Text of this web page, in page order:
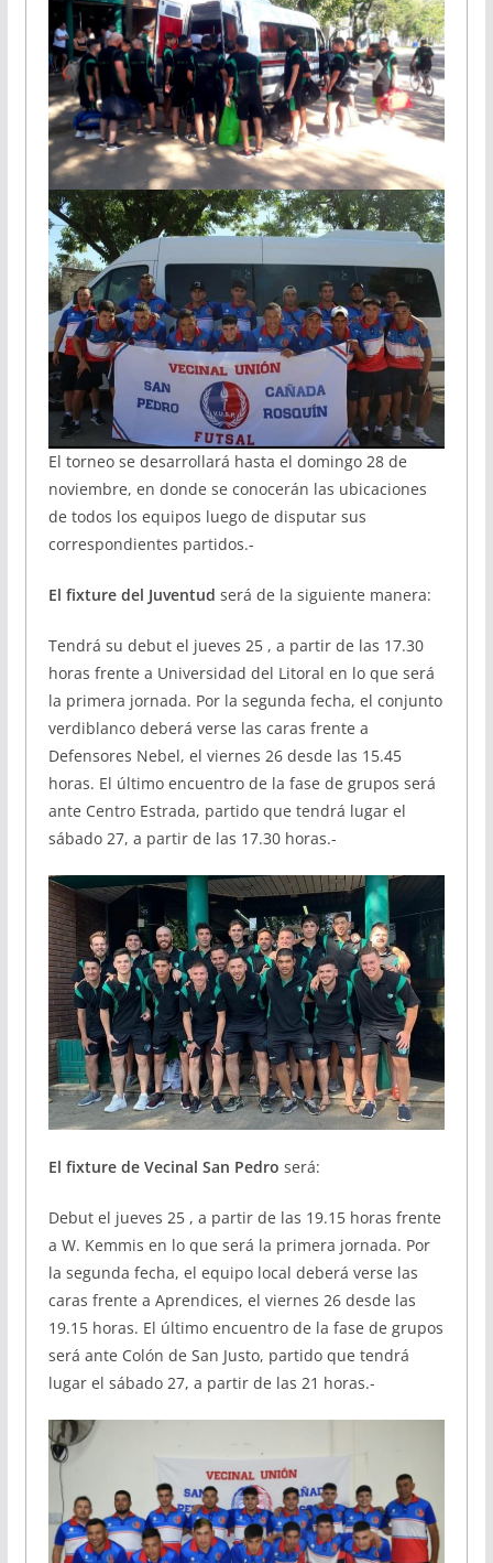
El torneo se desarrollará hasta el domingo 28 de
noviembre, en donde se conocerán las ubicaciones
de todos los equipos luego de disputar sus
correspondientes partidos.-
El fixture del Juventud será de la siguiente manera:
Tendrá su debut el jueves 25 , a partir de las 17.30
horas frente a Universidad del Litoral en lo que será
la primera jornada. Por la segunda fecha, el conjunto
verdiblanco deberá verse las caras frente a
Defensores Nebel, el viernes 26 desde las 15.45
horas. El último encuentro de la fase de grupos será
ante Centro Estrada, partido que tendrá lugar el
sábado 27, a partir de las 17.30 horas.-
El fixture de Vecinal San Pedro será:
Debut el jueves 25 , a partir de las 19.15 horas frente
a W. Kemmis en lo que será la primera jornada. Por
la segunda fecha, el equipo local deberá verse las
caras frente a Aprendices, el viernes 26 desde las
19.15 horas. El último encuentro de la fase de grupos
será ante Colón de San Justo, partido que tendrá
lugar el sábado 27, a partir de las 21 horas.-